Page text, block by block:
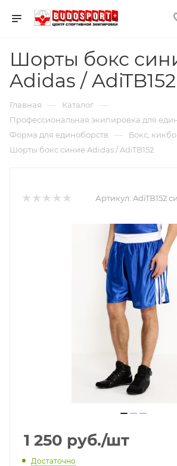
Шорты бокс
Adidas / AdiTB152
Главная — Каталог —
Профессиональная экипировка для
Форма для единоборств — Бокс,
Шорты бокс синие Adidas / AdiTB152
Артикул: AdiTB152
1 250 руб./шт
Достаточно